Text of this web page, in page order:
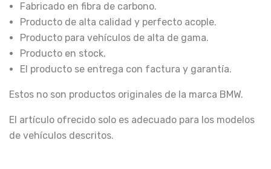
Fabricado en fibra de carbono.
Producto de alta calidad y perfecto acople.
Producto para vehículos de alta de gama.
Producto en stock.
El producto se entrega con factura y garantía.
Estos no son productos originales de la marca BMW.
El artículo ofrecido solo es adecuado para los modelos
de vehículos descritos.